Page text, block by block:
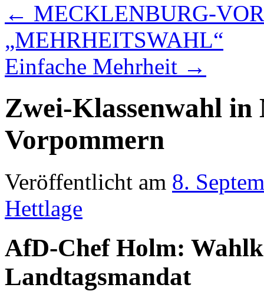
← MECKLENBURG-
„MEHRHEITSWAHL“
Einfache Mehrheit →
Zwei-Klassenwahl
Vorpommern
Veröffentlicht am 8.
Hettlage
AfD-Chef Holm:
Landtagsmandat